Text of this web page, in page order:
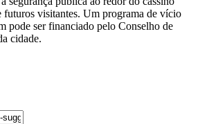
futuros visitantes. Um programa de vício
pode ser financiado pelo Conselho de
cidade.